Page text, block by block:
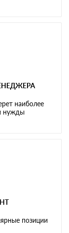
наиболее
нужды
позиции